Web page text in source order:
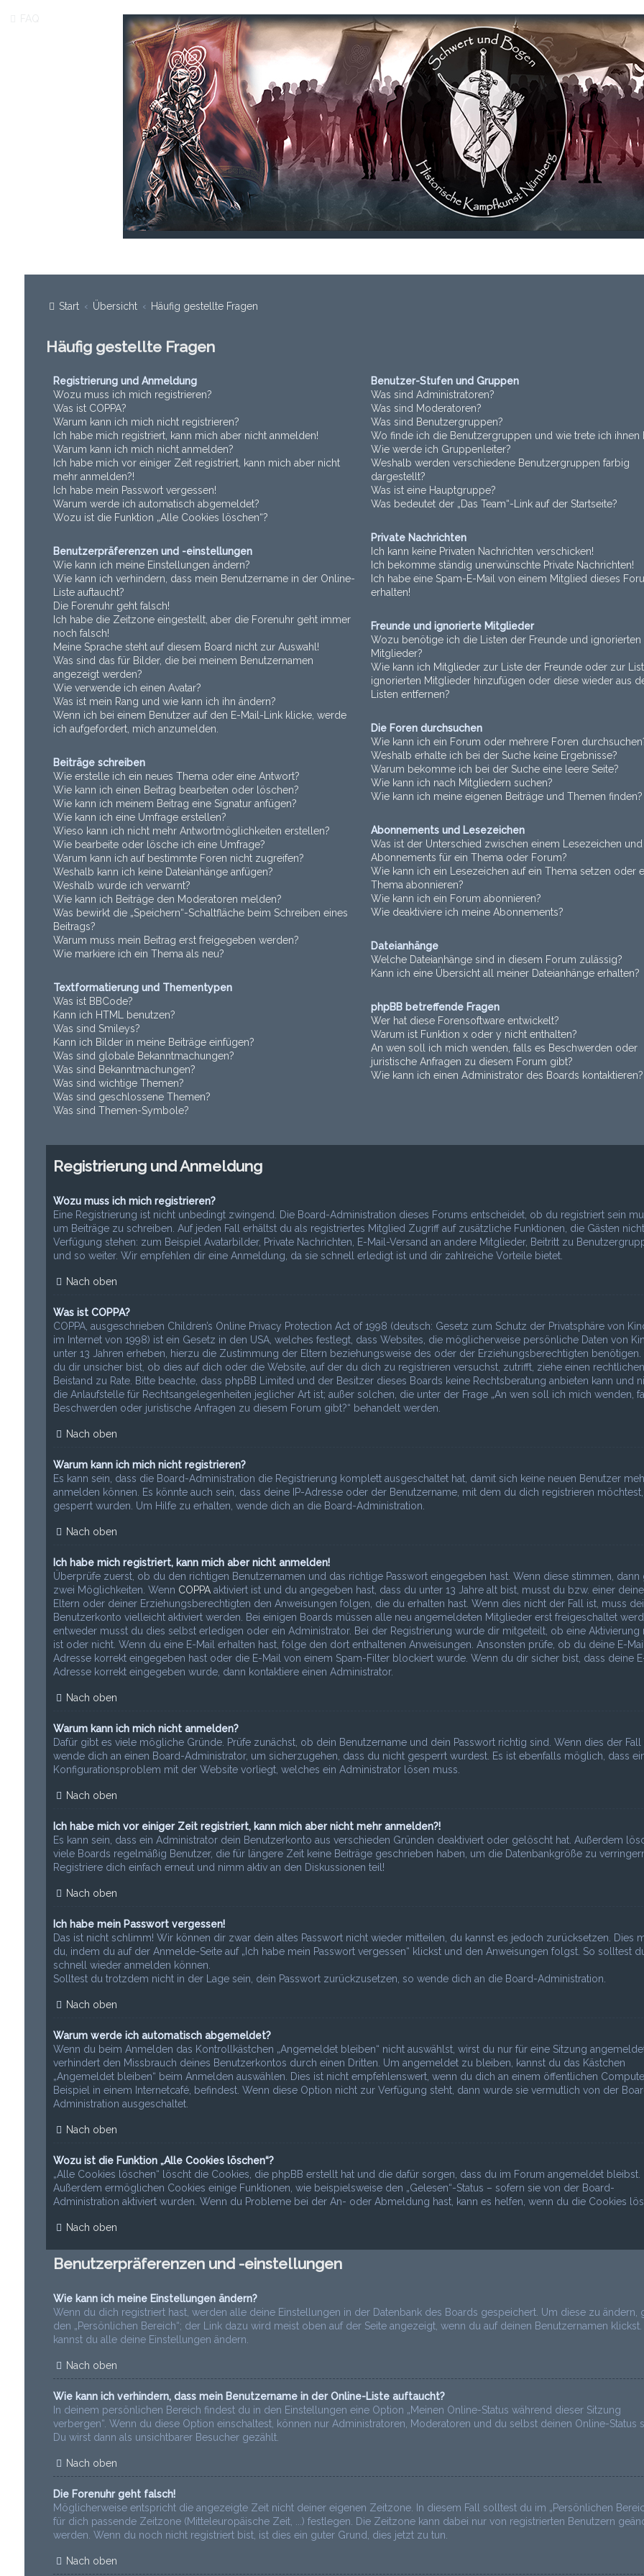
Start Übersicht Häufig gestellte Fragen
Häufig gestellte Fragen
Registrierung und Anmeldung
Wozu muss ich mich registrieren?
Was ist COPPA?
Warum kann ich mich nicht registrieren?
Ich habe mich registriert, kann mich aber nicht anmelden!
Warum kann ich mich nicht anmelden?
Ich habe mich vor einiger Zeit registriert, kann mich aber nicht
mehr anmelden?!
Ich habe mein Passwort vergessen!
Warum werde ich automatisch abgemeldet?
Wozu ist die Funktion „Alle Cookies löschen“?
Benutzerpräferenzen und -einstellungen
Wie kann ich meine Einstellungen ändern?
Wie kann ich verhindern, dass mein Benutzername in der Online-
Liste auftaucht?
Die Forenuhr geht falsch!
Ich habe die Zeitzone eingestellt, aber die Forenuhr geht immer
noch falsch!
Meine Sprache steht auf diesem Board nicht zur Auswahl!
Was sind das für Bilder, die bei meinem Benutzernamen
angezeigt werden?
Wie verwende ich einen Avatar?
Was ist mein Rang und wie kann ich ihn ändern?
Wenn ich bei einem Benutzer auf den E-Mail-Link klicke, werde
ich aufgefordert, mich anzumelden.
Beiträge schreiben
Wie erstelle ich ein neues Thema oder eine Antwort?
Wie kann ich einen Beitrag bearbeiten oder löschen?
Wie kann ich meinem Beitrag eine Signatur anfügen?
Wie kann ich eine Umfrage erstellen?
Wieso kann ich nicht mehr Antwortmöglichkeiten erstellen?
Wie bearbeite oder lösche ich eine Umfrage?
Warum kann ich auf bestimmte Foren nicht zugreifen?
Weshalb kann ich keine Dateianhänge anfügen?
Weshalb wurde ich verwarnt?
Wie kann ich Beiträge den Moderatoren melden?
Was bewirkt die „Speichern“-Schaltfläche beim Schreiben eines
Beitrags?
Warum muss mein Beitrag erst freigegeben werden?
Wie markiere ich ein Thema als neu?
Textformatierung und Thementypen
Was ist BBCode?
Kann ich HTML benutzen?
Was sind Smileys?
Kann ich Bilder in meine Beiträge einfügen?
Was sind globale Bekanntmachungen?
Was sind Bekanntmachungen?
Was sind wichtige Themen?
Was sind geschlossene Themen?
Was sind Themen-Symbole?
Benutzer-Stufen und Gruppen
Was sind Administratoren?
Was sind Moderatoren?
Was sind Benutzergruppen?
Wo finde ich die Benutzergruppen und wie trete ich ihnen
Wie werde ich Gruppenleiter?
Weshalb werden verschiedene Benutzergruppen farbig
dargestellt?
Was ist eine Hauptgruppe?
Was bedeutet der „Das Team“-Link auf der Startseite?
Private Nachrichten
Ich kann keine Privaten Nachrichten verschicken!
Ich bekomme ständig unerwünschte Private Nachrichten!
Ich habe eine Spam-E-Mail von einem Mitglied dieses
erhalten!
Freunde und ignorierte Mitglieder
Wozu benötige ich die Listen der Freunde und ignorierten
Mitglieder?
Wie kann ich Mitglieder zur Liste der Freunde oder zur
ignorierten Mitglieder hinzufügen oder diese wieder aus
Listen entfernen?
Die Foren durchsuchen
Wie kann ich ein Forum oder mehrere Foren
Weshalb erhalte ich bei der Suche keine Ergebnisse?
Warum bekomme ich bei der Suche eine leere Seite?
Wie kann ich nach Mitgliedern suchen?
Wie kann ich meine eigenen Beiträge und Themen finden?
Abonnements und Lesezeichen
Was ist der Unterschied zwischen einem Lesezeichen
Abonnements für ein Thema oder Forum?
Wie kann ich ein Lesezeichen auf ein Thema setzen oder
Thema abonnieren?
Wie kann ich ein Forum abonnieren?
Wie deaktiviere ich meine Abonnements?
Dateianhänge
Welche Dateianhänge sind in diesem Forum zulässig?
Kann ich eine Übersicht all meiner Dateianhänge erhalten?
phpBB betreffende Fragen
Wer hat diese Forensoftware entwickelt?
Warum ist Funktion x oder y nicht enthalten?
An wen soll ich mich wenden, falls es Beschwerden oder
juristische Anfragen zu diesem Forum gibt?
Wie kann ich einen Administrator des Boards kontaktieren?
Registrierung und Anmeldung
Wozu muss ich mich registrieren?
Eine Registrierung ist nicht unbedingt zwingend. Die Board-Administration dieses Forums entscheidet, ob du registriert sein
um Beiträge zu schreiben. Auf jeden Fall erhältst du als registriertes Mitglied Zugriff auf zusätzliche Funktionen, die Gästen
Verfügung stehen: zum Beispiel Avatarbilder, Private Nachrichten, E-Mail-Versand an andere Mitglieder, Beitritt zu
und so weiter. Wir empfehlen dir eine Anmeldung, da sie schnell erledigt ist und dir zahlreiche Vorteile bietet.
Nach oben
Was ist COPPA?
COPPA, ausgeschrieben Children’s Online Privacy Protection Act of 1998 (deutsch: Gesetz zum Schutz der Privatsphäre von
im Internet von 1998) ist ein Gesetz in den USA, welches festlegt, dass Websites, die möglicherweise persönliche Daten von
unter 13 Jahren erheben, hierzu die Zustimmung der Eltern beziehungsweise des oder der Erziehungsberechtigten benötigen.
du dir unsicher bist, ob dies auf dich oder die Website, auf der du dich zu registrieren versuchst, zutrifft, ziehe einen rechtlichen
Beistand zu Rate. Bitte beachte, dass phpBB Limited und der Besitzer dieses Boards keine Rechtsberatung anbieten kann und
die Anlaufstelle für Rechtsangelegenheiten jeglicher Art ist; außer solchen, die unter der Frage „An wen soll ich mich wenden,
Beschwerden oder juristische Anfragen zu diesem Forum gibt?“ behandelt werden.
Nach oben
Warum kann ich mich nicht registrieren?
Es kann sein, dass die Board-Administration die Registrierung komplett ausgeschaltet hat, damit sich keine neuen Benutzer
anmelden können. Es könnte auch sein, dass deine IP-Adresse oder der Benutzername, mit dem du dich registrieren möchtest,
gesperrt wurden. Um Hilfe zu erhalten, wende dich an die Board-Administration.
Nach oben
Ich habe mich registriert, kann mich aber nicht anmelden!
Überprüfe zuerst, ob du den richtigen Benutzernamen und das richtige Passwort eingegeben hast. Wenn diese stimmen, dann
zwei Möglichkeiten. Wenn COPPAaktiviert ist und du angegeben hast, dass du unter 13 Jahre alt bist, musst du bzw. einer
Eltern oder deiner Erziehungsberechtigten den Anweisungen folgen, die du erhalten hast. Wenn dies nicht der Fall ist, muss
Benutzerkonto vielleicht aktiviert werden. Bei einigen Boards müssen alle neu angemeldeten Mitglieder erst freigeschaltet
entweder musst du dies selbst erledigen oder ein Administrator. Bei der Registrierung wurde dir mitgeteilt, ob eine Aktivierung
ist oder nicht. Wenn du eine E-Mail erhalten hast, folge den dort enthaltenen Anweisungen. Ansonsten prüfe, ob du deine E-
Adresse korrekt eingegeben hast oder die E-Mail von einem Spam-Filter blockiert wurde. Wenn du dir sicher bist, dass deine
Adresse korrekt eingegeben wurde, dann kontaktiere einen Administrator.
Nach oben
Warum kann ich mich nicht anmelden?
Dafür gibt es viele mögliche Gründe. Prüfe zunächst, ob dein Benutzername und dein Passwort richtig sind. Wenn dies der Fall
wende dich an einen Board-Administrator, um sicherzugehen, dass du nicht gesperrt wurdest. Es ist ebenfalls möglich, dass
Konfigurationsproblem mit der Website vorliegt, welches ein Administrator lösen muss.
Nach oben
Ich habe mich vor einiger Zeit registriert, kann mich aber nicht mehr anmelden?!
Es kann sein, dass ein Administrator dein Benutzerkonto aus verschieden Gründen deaktiviert oder gelöscht hat. Außerdem
viele Boards regelmäßig Benutzer, die für längere Zeit keine Beiträge geschrieben haben, um die Datenbankgröße zu
Registriere dich einfach erneut und nimm aktiv an den Diskussionen teil!
Nach oben
Ich habe mein Passwort vergessen!
Das ist nicht schlimm! Wir können dir zwar dein altes Passwort nicht wieder mitteilen, du kannst es jedoch zurücksetzen. Dies
du, indem du auf der Anmelde-Seite auf „Ich habe mein Passwort vergessen“ klickst und den Anweisungen folgst. So solltest
schnell wieder anmelden können.
Solltest du trotzdem nicht in der Lage sein, dein Passwort zurückzusetzen, so wende dich an die Board-Administration.
Nach oben
Warum werde ich automatisch abgemeldet?
Wenn du beim Anmelden das Kontrollkästchen „Angemeldet bleiben“ nicht auswählst, wirst du nur für eine Sitzung
verhindert den Missbrauch deines Benutzerkontos durch einen Dritten. Um angemeldet zu bleiben, kannst du das Kästchen
„Angemeldet bleiben“ beim Anmelden auswählen. Dies ist nicht empfehlenswert, wenn du dich an einem öffentlichen
Beispiel in einem Internetcafé, befindest. Wenn diese Option nicht zur Verfügung steht, dann wurde sie vermutlich von der
Administration ausgeschaltet.
Nach oben
Wozu ist die Funktion „Alle Cookies löschen“?
„Alle Cookies löschen“ löscht die Cookies, die phpBB erstellt hat und die dafür sorgen, dass du im Forum angemeldet bleibst.
Außerdem ermöglichen Cookies einige Funktionen, wie beispielsweise den „Gelesen“-Status – sofern sie von der Board-
Administration aktiviert wurden. Wenn du Probleme bei der An- oder Abmeldung hast, kann es helfen, wenn du die Cookies
Nach oben
Benutzerpräferenzen und -einstellungen
Wie kann ich meine Einstellungen ändern?
Wenn du dich registriert hast, werden alle deine Einstellungen in der Datenbank des Boards gespeichert. Um diese zu ändern,
den „Persönlichen Bereich“; der Link dazu wird meist oben auf der Seite angezeigt, wenn du auf deinen Benutzernamen
kannst du alle deine Einstellungen ändern.
Nach oben
Wie kann ich verhindern, dass mein Benutzername in der Online-Liste auftaucht?
In deinem persönlichen Bereich findest du in den Einstellungen eine Option „Meinen Online-Status während dieser Sitzung
verbergen“. Wenn du diese Option einschaltest, können nur Administratoren, Moderatoren und du selbst deinen Online-Status
Du wirst dann als unsichtbarer Besucher gezählt.
Nach oben
Die Forenuhr geht falsch!
Möglicherweise entspricht die angezeigte Zeit nicht deiner eigenen Zeitzone. In diesem Fall solltest du im „Persönlichen
für dich passende Zeitzone (Mitteleuropäische Zeit, ...) festlegen. Die Zeitzone kann dabei nur von registrierten Benutzern
werden. Wenn du noch nicht registriert bist, ist dies ein guter Grund, dies jetzt zu tun.
Nach oben